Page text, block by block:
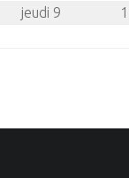
navigation
jeudi 9